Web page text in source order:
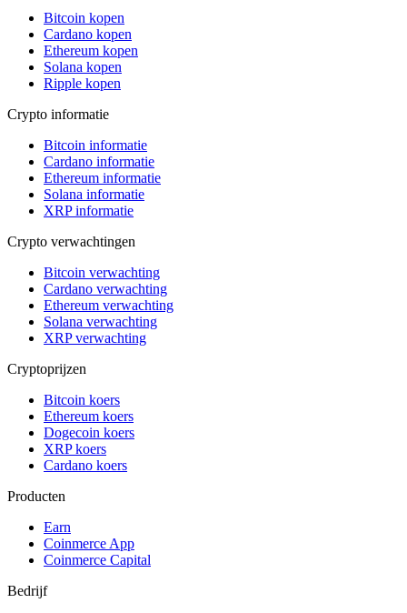
Bitcoin kopen
Cardano kopen
Ethereum kopen
Solana kopen
Ripple kopen
Crypto informatie
Bitcoin informatie
Cardano informatie
Ethereum informatie
Solana informatie
XRP informatie
Crypto verwachtingen
Bitcoin verwachting
Cardano verwachting
Ethereum verwachting
Solana verwachting
XRP verwachting
Cryptoprijzen
Bitcoin koers
Ethereum koers
Dogecoin koers
XRP koers
Cardano koers
Producten
Earn
Coinmerce App
Coinmerce Capital
Bedrijf